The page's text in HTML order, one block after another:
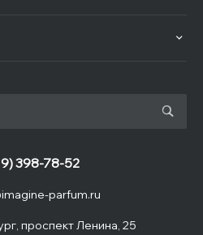
parfum.ru
398-78-52
проспект Ленина, 25